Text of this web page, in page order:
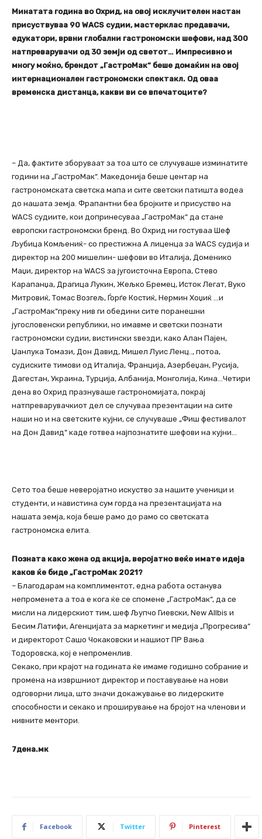
Минатата година во Охрид, на овој исклучителен настан
присуствуваа 90 WACS судии, мастерклас предавачи,
едукатори, врвни глобални гастрономски шефови, над 300
натпреварувачи од 30 земји од светот… Импресивно и
многу моќно, брендот „ГастроМак“ беше домаќин на овој
интернационален гастрономски спектакл. Од оваа
временска дистанца, какви ви се впечатоците?
– Да, фактите зборуваат за тоа што се случуваше изминатите
години на „ГастроМак“. Македонија беше центар на
гастрономската светска мапа и сите светски патишта водеа
до нашата земја. Фрапантни беа бројките и присуство на
WACS судиите, кои допринесуваа „ГастроМак“ да стане
европски гастрономски бренд. Во Охрид ни гостуваа Шеф
Љубица Комљениќ- со престижна А лиценца за WACS судија и
директор на 200 мишелин- шефови во Италија, Доменико
Маџи, директор на WACS за југоисточна Европа, Стево
Карапанџа, Драгица Лукин, Жељко Бремец, Исток Легат, Вуко
Митровиќ, Томас Возгељ, Ѓорѓе Костиќ, Нермин Хоџиќ …и
„ГастроМак“преку нив ги обедини сите поранешни
југословенски републики, но имавме и светски познати
гастрономски судии, вистински ѕвезди, како Алан Пајен,
Џанлука Томази, Дон Давид, Мишел Луис Ленц.., потоа,
судиските тимови од Италија, Франција, Азербеџан, Русија,
Дагестан, Украина, Турција, Албанија, Монголија, Кина…Четири
дена во Охрид празнуваше гастрономијата, покрај
натпреварувачкиот дел се случуваа презентации на сите
наши но и на светските кујни, се случуваше „Фиш фестивалот
на Дон Давид“ каде готвеа најпознатите шефови на кујни…
Сето тоа беше неверојатно искуство за нашите ученици и
студенти, и навистина сум горда на презентацијата на
нашата земја, која беше рамо до рамо со светската
гастрономска елита.
Позната како жена од акција, веројатно веќе имате идеја
каков ќе биде „ГастроМак 2021?
– Благодарам на комплиментот, една работа останува
непроменета а тоа е кога ќе се спомене „ГастроМак“, да се
мисли на лидерскиот тим, шеф Љупчо Гиевски, New Allbis и
Бесим Латифи, Агенцијата за маркетинг и медија „Прогресива“
и директорот Сашо Чокаковски и нашиот ПР Вања
Тодоровска, кој е непроменлив.
Секако, при крајот на годината ќе имаме годишно собрание и
промена на извршниот директор и поставување на нови
одговорни лица, што значи докажување во лидерските
способности и секако и проширување на бројот на членови и
нивните ментори.
7дена.мк
Facebook Twitter Pinterest